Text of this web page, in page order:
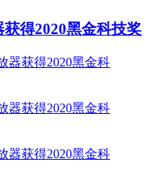
得2020黑金科技奖